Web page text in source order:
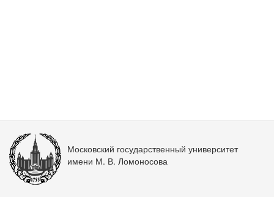
Московский государственный университет
имени М. В. Ломоносова